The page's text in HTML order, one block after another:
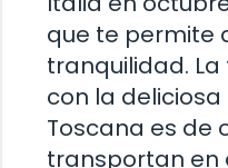
que te permite
tranquilidad.
con la
Toscana es de
transportan en